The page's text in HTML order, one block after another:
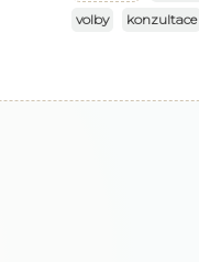
volby
konzultace